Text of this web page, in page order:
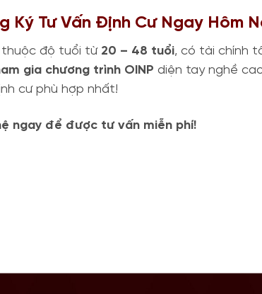
Ký Tư Vấn Định Cư Ngay Hôm
thuộc độ tuổi từ 20 – 48 tuổi, có tài chính
gia chương trình OINP diện tay nghề
cư phù hợp nhất!
ngay để được tư vấn miễn phí!